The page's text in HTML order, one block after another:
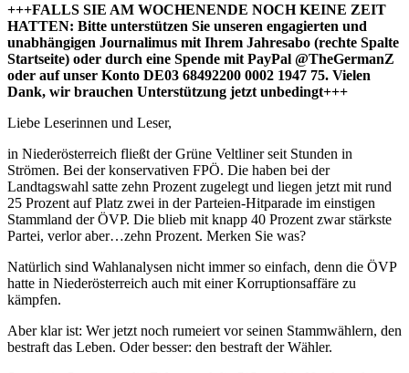
+++FALLS SIE AM WOCHENENDE NOCH KEINE ZEIT
HATTEN: Bitte unterstützen Sie unseren engagierten und
unabhängigen Journalimus mit Ihrem Jahresabo (rechte Spalte
Startseite) oder durch eine Spende mit PayPal @TheGermanZ
oder auf unser Konto DE03 68492200 0002 1947 75. Vielen
Dank, wir brauchen Unterstützung jetzt unbedingt+++
Liebe Leserinnen und Leser,
in Niederösterreich fließt der Grüne Veltliner seit Stunden in
Strömen. Bei der konservativen FPÖ. Die haben bei der
Landtagswahl satte zehn Prozent zugelegt und liegen jetzt mit rund
25 Prozent auf Platz zwei in der Parteien-Hitparade im einstigen
Stammland der ÖVP. Die blieb mit knapp 40 Prozent zwar stärkste
Partei, verlor aber…zehn Prozent. Merken Sie was?
Natürlich sind Wahlanalysen nicht immer so einfach, denn die ÖVP
hatte in Niederösterreich auch mit einer Korruptionsaffäre zu
kämpfen.
Aber klar ist: Wer jetzt noch rumeiert vor seinen Stammwählern, den
bestraft das Leben. Oder besser: den bestraft der Wähler.